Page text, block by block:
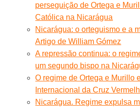
perseguição de Ortega e
Católica na Nicarágua
Nicarágua: o orteguismo e a
Artigo de William Gómez
A repressão continua: o
um segundo bispo na
O regime de Ortega e Murillo
Internacional da Cruz
Nicarágua. Regime expulsa